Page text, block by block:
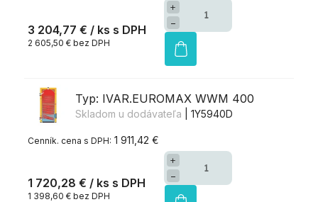
3 204,77 € / ks
2 605,50 € bez DPH
+
−
Typ: IVAR.EUROMAX WWM 400
Skladom u dodávateľa | 1Y5940D
1 911,42 €
1 720,28 € / ks
1 398,60 € bez DPH
+
−